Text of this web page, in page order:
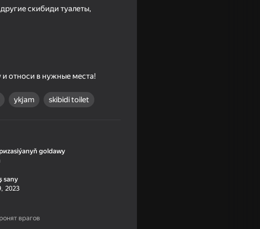
Strongest
скибиди туалеты,
относи в нужные места!
ykjam skibidi toilet
goldawy
sany
2023
врагов